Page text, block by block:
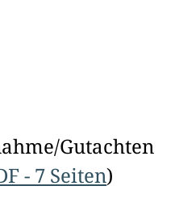
Gutachten
- 7 Seiten)